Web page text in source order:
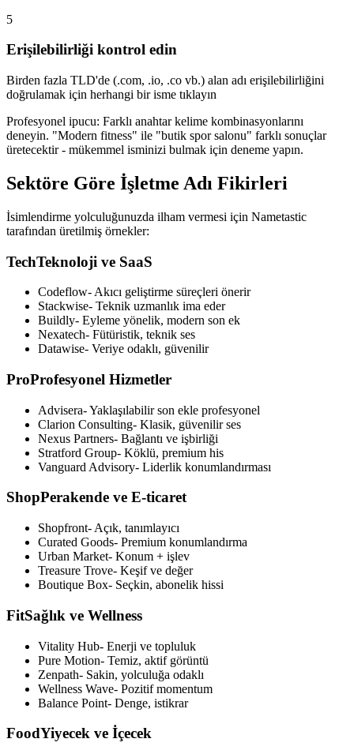
5
Erişilebilirliği kontrol edin
Birden fazla TLD'de (.com, .io, .co vb.) alan adı erişilebilirliğini
doğrulamak için herhangi bir isme tıklayın
Profesyonel ipucu: Farklı anahtar kelime kombinasyonlarını
deneyin. "Modern fitness" ile "butik spor salonu" farklı sonuçlar
üretecektir - mükemmel isminizi bulmak için deneme yapın.
Sektöre Göre İşletme Adı Fikirleri
İsimlendirme yolculuğunuzda ilham vermesi için Nametastic
tarafından üretilmiş örnekler:
TechTeknoloji ve SaaS
Codeflow- Akıcı geliştirme süreçleri önerir
Stackwise- Teknik uzmanlık ima eder
Buildly- Eyleme yönelik, modern son ek
Nexatech- Fütüristik, teknik ses
Datawise- Veriye odaklı, güvenilir
ProProfesyonel Hizmetler
Advisera-Yaklaşılabilir son ekle profesyonel
Clarion Consulting- Klasik, güvenilir ses
Nexus Partners- Bağlantı ve işbirliği
Stratford Group- Köklü, premium his
Vanguard Advisory- Liderlik konumlandırması
ShopPerakende ve E-ticaret
Shopfront- Açık, tanımlayıcı
Curated Goods- Premium konumlandırma
Urban Market- Konum + işlev
Treasure Trove- Keşif ve değer
Boutique Box- Seçkin, abonelik hissi
FitSağlık ve Wellness
Vitality Hub- Enerji ve topluluk
Pure Motion- Temiz, aktif görüntü
Zenpath- Sakin, yolculuğa odaklı
Wellness Wave- Pozitif momentum
Balance Point- Denge, istikrar
FoodYiyecek ve İçecek